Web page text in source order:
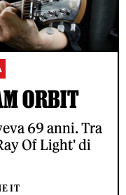
ORBIT
69 anni. Tra
Of Light' di
IT